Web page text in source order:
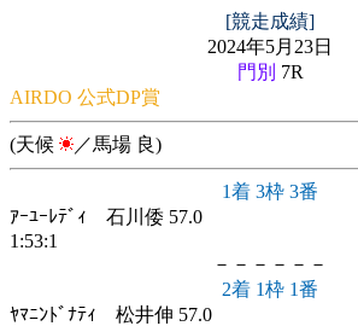
[競走成績]
2024年5月23日
門別 7R
AIRDO 公式DP賞
(天候 ／馬場 良)
1着 3枠 3番
ｱｰﾕｰﾚﾃﾞｨ 石川倭 57.0
1:53:1
－－－－－－
2着 1枠 1番
ﾔﾏﾆﾝﾄﾞﾅﾃｨ 松井伸 57.0